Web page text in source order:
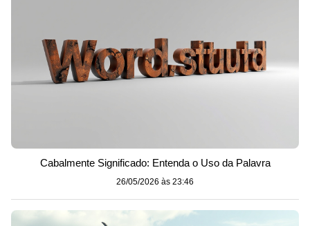
Cabalmente Significado: Entenda o Uso da Palavra
26/05/2026 às 23:46